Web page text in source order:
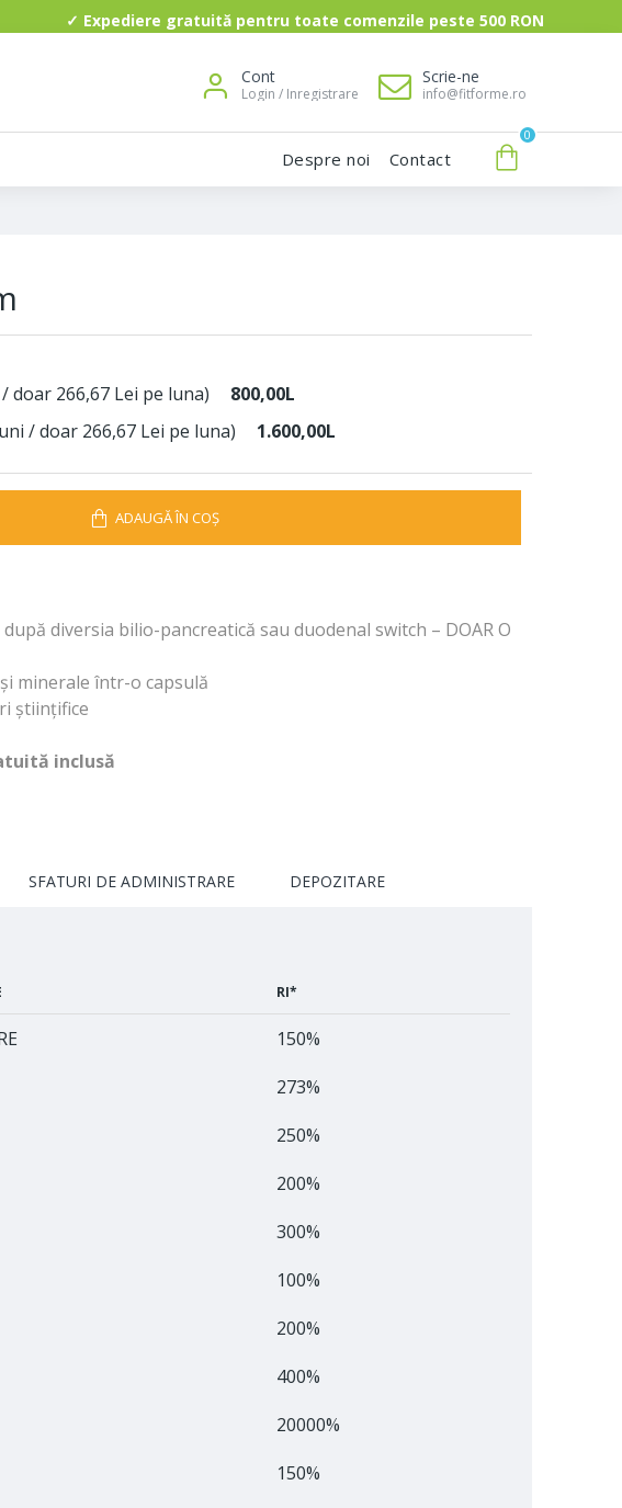
gratuită pentru toate comenzile peste 500 RON
Cont
Login / Inregistrare
Scrie-ne
info@fitforme.ro
Despre noi Contact
0
doar 266,67 Lei pe luna)
800,00L
/ doar 266,67 Lei pe luna)
1.600,00L
ADAUGĂ ÎN COŞ
diversia bilio-pancreatică sau duodenal switch – DOAR O
minerale într-o capsulă
științifice
inclusă
SFATURI DE ADMINISTRARE DEPOZITARE
RI*
150%
273%
250%
200%
300%
100%
200%
400%
20000%
150%